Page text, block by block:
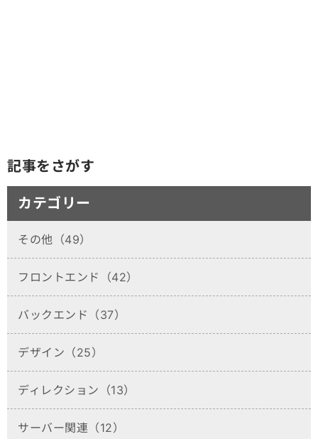
記事をさがす
カテゴリー
その他（49）
フロントエンド（42）
バックエンド（37）
デザイン（25）
ディレクション（13）
サーバー関連（12）